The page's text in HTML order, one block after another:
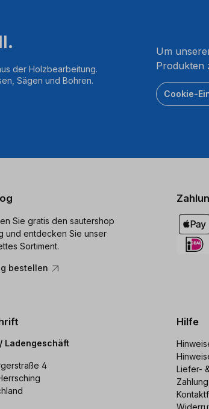
der Holzbearbeitung.
Sägen und Bohren.
Um
Produkten
Cookie-
Sie gratis den sautershop
und entdecken Sie unser
Sortiment.
bestellen
Ladengeschäft
4
Hilfe
Liefer-